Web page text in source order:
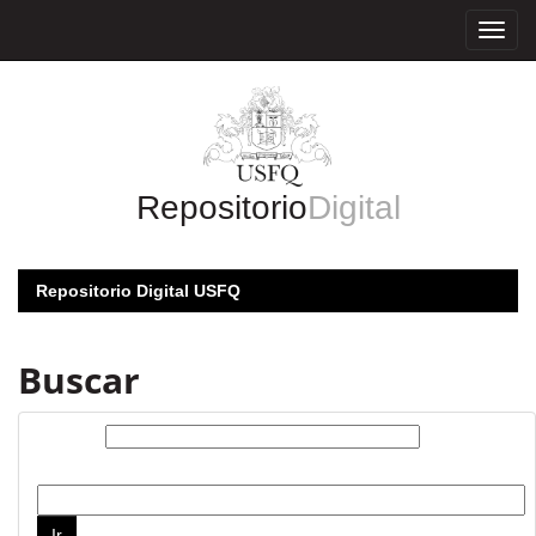
RepositorioDigital
Repositorio Digital USFQ
Buscar